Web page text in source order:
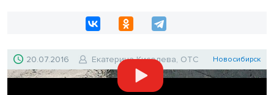
20.07.2016 Екатерина Киселева, ОТС Новосибирск